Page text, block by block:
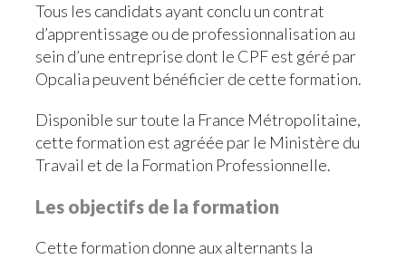
Tous les candidats ayant conclu un contrat
d’apprentissage ou de professionnalisation au
sein d’une entreprise dont le CPF est géré par
Opcalia peuvent bénéficier de cette formation.
Disponible sur toute la France Métropolitaine,
cette formation est agréée par le Ministère du
Travail et de la Formation Professionnelle.
Les objectifs de la formation
Cette formation donne aux alternants la